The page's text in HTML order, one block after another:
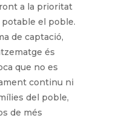
a la prioritat
potable el poble.
de captació,
és
que no es
continu ni
del poble,
de més